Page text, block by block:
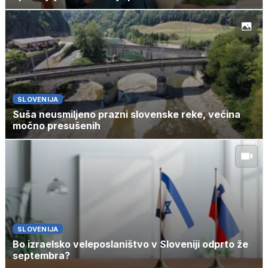
SLOVENIJA
Suša neusmiljeno prazni slovenske reke, večina
močno presušenih
SLOVENIJA
Bo izraelsko veleposlaništvo v Sloveniji odprto že
septembra?